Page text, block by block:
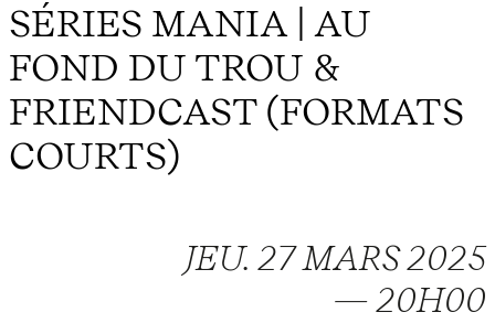
SÉRIES MANIA | AU
FOND DU TROU &
FRIENDCAST (FORMATS
COURTS)
JEU. 27 MARS 2025
— 20H00